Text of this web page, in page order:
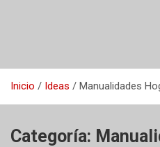
Inicio Ideas Manualidades
Categoría: